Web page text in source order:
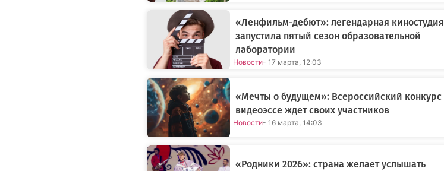
«Ленфильм-дебют»: легендарная киностудия
запустила пятый сезон образовательной
лаборатории
Новости- 17 марта, 12:03
«Мечты о будущем»: Всероссийский конкурс
видеоэссе ждет своих участников
Новости- 16 марта, 14:03
«Родники 2026»: страна желает услышать